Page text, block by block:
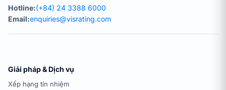
Hotline:(+84) 24 3388 6000
Email:enquiries@visrating.com
Giải pháp & Dịch vụ
Xếp hạng tín nhiệm